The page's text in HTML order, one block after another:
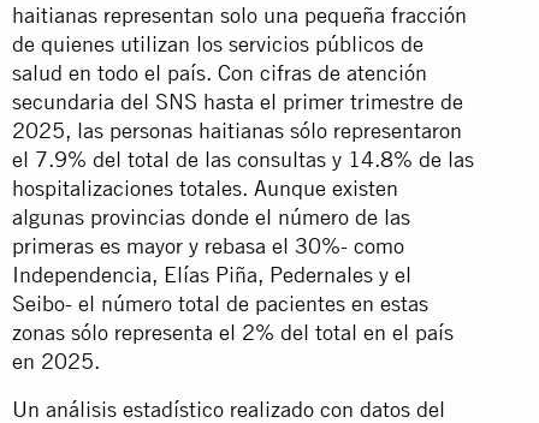
haitianas representan solo una pequeña fracción
de quienes utilizan los servicios públicos de
salud en todo el país. Con cifras de atención
secundaria del SNS hasta el primer trimestre de
2025, las personas haitianas sólo representaron
el 7.9% del total de las consultas y 14.8% de las
hospitalizaciones totales. Aunque existen
algunas provincias donde el número de las
primeras es mayor y rebasa el 30%- como
Independencia, Elías Piña, Pedernales y el
Seibo- el número total de pacientes en estas
zonas sólo representa el 2% del total en el país
en 2025.
Un análisis estadístico realizado con datos del